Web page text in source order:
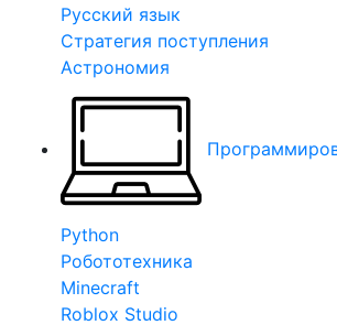
Русский язык
Стратегия поступления
Астрономия
Python
Робототехника
Minecraft
Roblox Studio